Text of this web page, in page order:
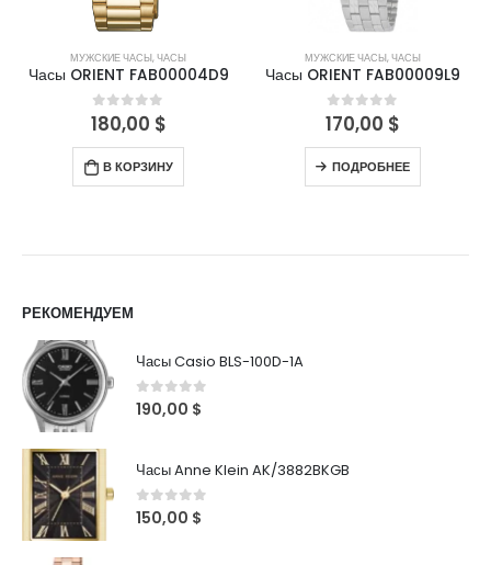
МУЖСКИЕ ЧАСЫ,ЧАСЫ
Часы ORIENT FAB00004D9
0out of 5
180,00 $
В КОРЗИНУ
МУЖСКИЕ ЧАСЫ,ЧАСЫ
Часы ORIENT FAB00009L9
0out of 5
170,00 $
ПОДРОБНЕЕ
РЕКОМЕНДУЕМ
Часы Casio BLS-100D-1A
0out of 5
190,00 $
Часы Anne Klein AK/3882BKGB
0out of 5
150,00 $